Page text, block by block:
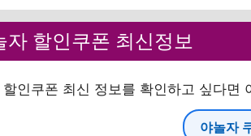
자 할인쿠폰 최신정보
할인쿠폰 최신 정보를 확인하고 싶다면
야놀자